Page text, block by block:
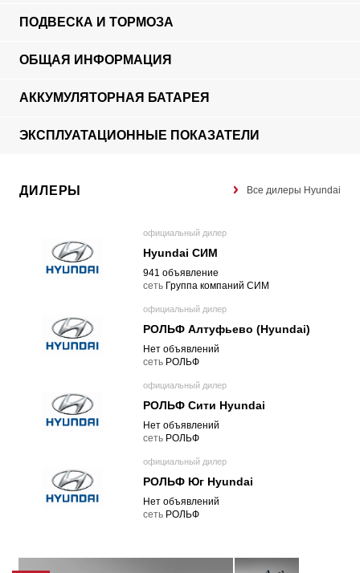
ПОДВЕСКА И ТОРМОЗА
ОБЩАЯ ИНФОРМАЦИЯ
АККУМУЛЯТОРНАЯ БАТАРЕЯ
ЭКСПЛУАТАЦИОННЫЕ ПОКАЗАТЕЛИ
ДИЛЕРЫ Все дилеры Hyundai
официальный дилер
Hyundai СИМ
941 объявление
cеть Группа компаний СИМ
официальный дилер
РОЛЬФ Алтуфьево (Hyundai)
Нет объявлений
cеть РОЛЬФ
официальный дилер
РОЛЬФ Сити Hyundai
Нет объявлений
cеть РОЛЬФ
официальный дилер
РОЛЬФ Юг Hyundai
Нет объявлений
cеть РОЛЬФ